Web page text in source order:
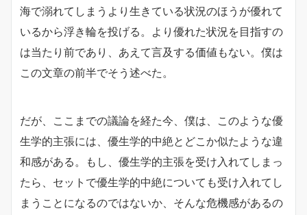
海で溺れてしまうより生きている状況のほうが優れて
いるから浮き輪を投げる。より優れた状況を目指すの
は当たり前であり、あえて言及する価値もない。僕は
この文章の前半でそう述べた。
だが、ここまでの議論を経た今、僕は、このような優
生学的主張には、優生学的中絶とどこか似たような違
和感がある。もし、優生学的主張を受け入れてしまっ
たら、セットで優生学的中絶についても受け入れてし
まうことになるのではないか、そんな危機感があるの